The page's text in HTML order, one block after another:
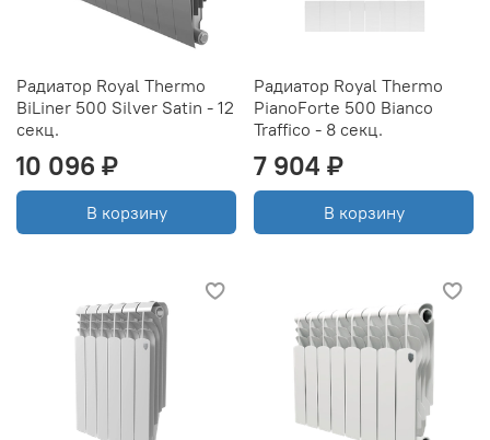
Радиатор Royal Thermo
BiLiner 500 Silver Satin - 12
секц.
10 096 ₽
В корзину
Радиатор Royal Thermo
PianoForte 500 Bianco
Traffico - 8 секц.
7 904 ₽
В корзину